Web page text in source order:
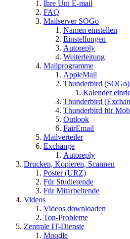
Ihre Uni E-mail
FAQ
Mailserver SOGo
Namen einstellen
Einstellungen
Autoreply
Weiterleitung
Mailprogramme
AppleMail
Thunderbird (SOGo)
Kalender
Thunderbird
Thunderbird für
Outlook
FairEmail
Mailverteiler
Exchange
Autoreply
Drucken, Kopieren, Scannen
Poster (URZ)
Für Studierende
Für Mitarbeitende
Videos
Videos downloaden
Ton-Probleme
Zentrale IT-Dienste
Moodle